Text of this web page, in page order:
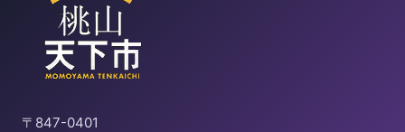
〒847-0401